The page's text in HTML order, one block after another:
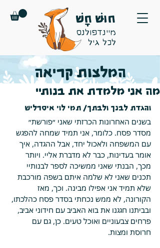
חוּשׁ חָשׁ
מיינדפולנס
לכל גיל
המלצות קריאה
מה אני מלמדת את בנותיי
והגדת לבנך ולבתך/ תמי לוי איסרליש
בשנים האחרונות הכרזתי שאני ״פורשת״
מסדר פסח. כלומר, אני תמיד שמחה להפגש
עם המשפחה ולאכול יחד, אבל ההגדה, איך
אומר בעדינות, כבר לא מדברת אליי. ויותר
מכך, הבנתי שאני ממשיכה לספר לבנותיי
תכנים שאני לא שלמה איתם בשפה מורכבת
שלא תמיד אני אפילו מבינה. וכך, מאז
הקורונה, לא ממש נכחתי בסדר פסח כהלכתו,
ובביתנו חגגנו את בוא האביב עם חידוני אביב,
פרחים צבעוניים ואוכל טעים. כן, גם עם
חרוסת ומצות.